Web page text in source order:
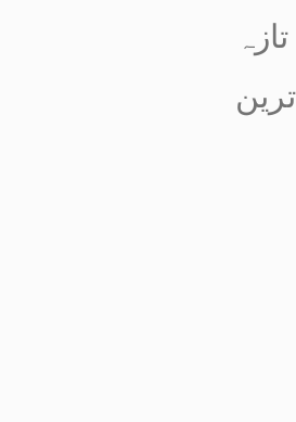
تازہ
ترین